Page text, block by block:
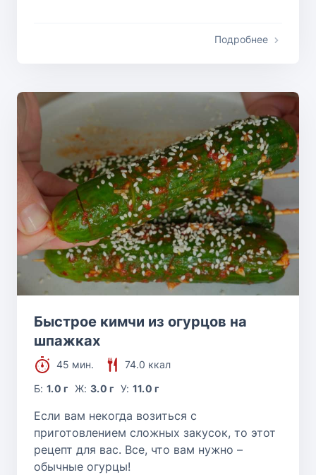
Подробнее
Быстрое кимчи из огурцов на
шпажках
45 мин.
74.0 ккал
Б:1.0 г Ж: 3.0 г У: 11.0 г
Если вам некогда возиться с
приготовлением сложных закусок, то этот
рецепт для вас. Все, что вам нужно –
обычные огурцы!